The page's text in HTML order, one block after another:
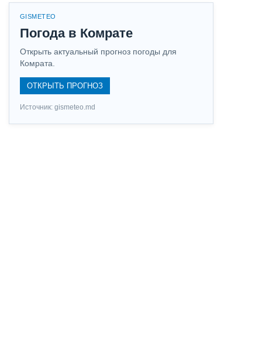
GISMETEO
Погода в Комрате
Открыть актуальный прогноз погоды для
Комрата.
ОТКРЫТЬ ПРОГНОЗ
Источник: gismeteo.md